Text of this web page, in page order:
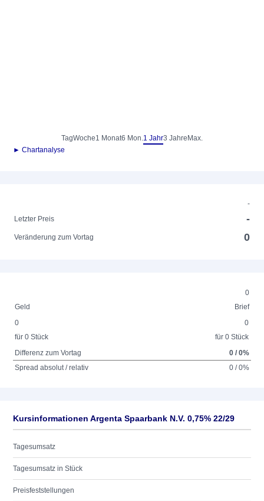
TagWoche1 Monat6 Mon.1 Jahr3 Jahre Max.
► Chartanalyse
-
Letzter Preis
-
Veränderung zum Vortag 0
0
Geld
Brief
0
für 0 Stück
0
für 0 Stück
Differenz zum Vortag
0 / 0%
Spread absolut / relativ
0 / 0%
Kursinformationen Argenta Spaarbank N.V. 0,75% 22/29
Tagesumsatz
Tagesumsatz in Stück
Preisfeststellungen